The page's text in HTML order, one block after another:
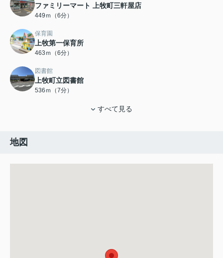
ファミリーマート 上牧町三軒屋店
449ｍ（6分）
保育園
上牧第一保育所
463ｍ（6分）
図書館
上牧町立図書館
536ｍ（7分）
すべて見る
地図